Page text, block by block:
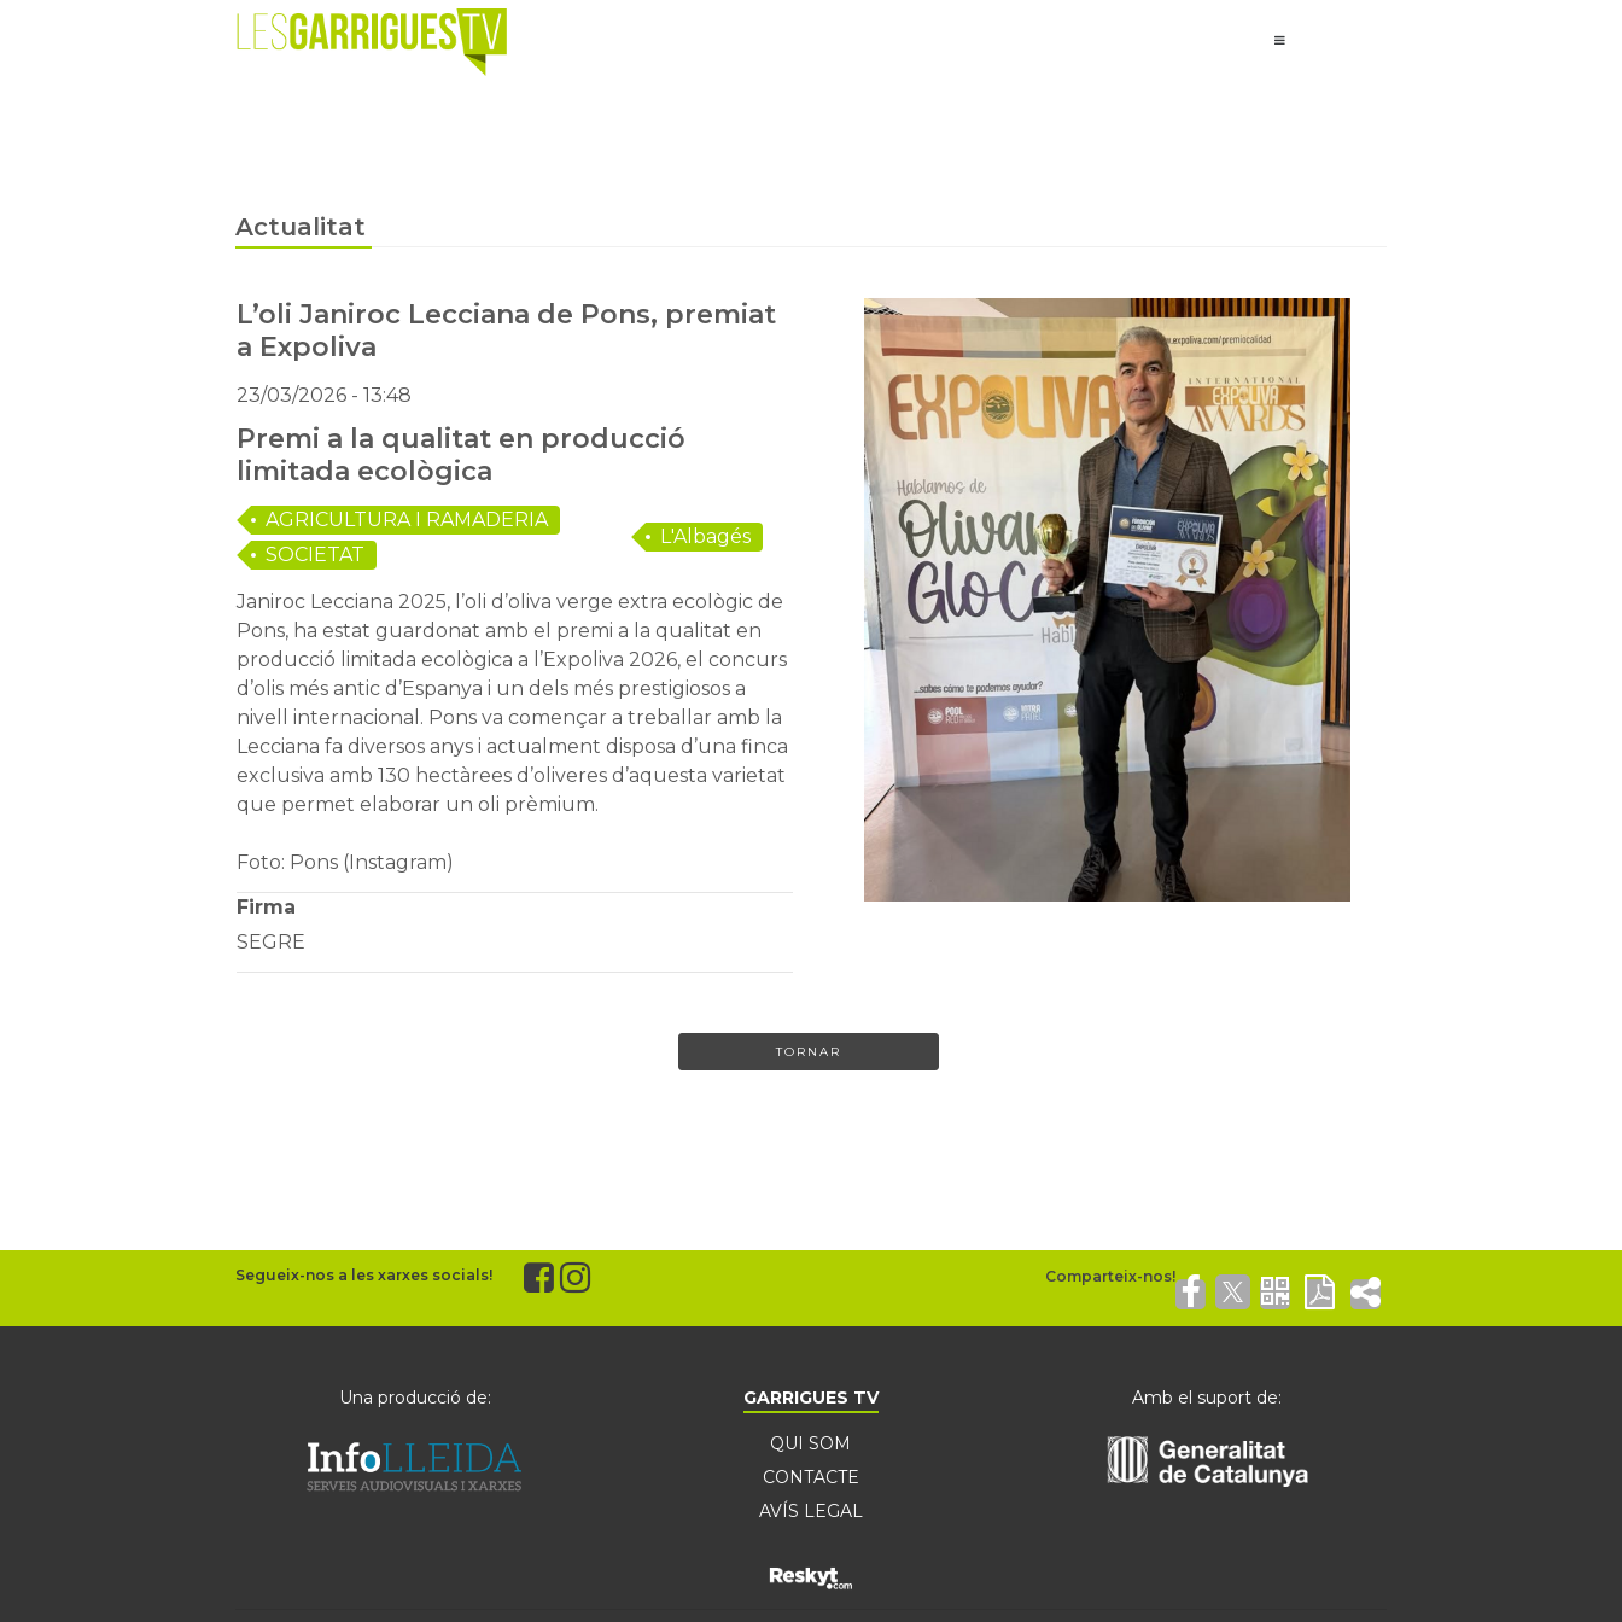
Actualitat
L’oli Janiroc Lecciana de Pons, premiat
a Expoliva
23/03/2026 - 13:48
Premi a la qualitat en producció
limitada ecològica
AGRICULTURA I RAMADERIA
SOCIETAT
L'Albagés
Janiroc Lecciana 2025, l’oli d’oliva verge extra ecològic de
Pons, ha estat guardonat amb el premi a la qualitat en
producció limitada ecològica a l’Expoliva 2026, el concurs
d’olis més antic d’Espanya i un dels més prestigiosos a
nivell internacional. Pons va començar a treballar amb la
Lecciana fa diversos anys i actualment disposa d’una finca
exclusiva amb 130 hectàrees d’oliveres d’aquesta varietat
que permet elaborar un oli prèmium.
Foto: Pons (Instagram)
Firma
SEGRE
TORNAR
Segueix-nos a les xarxes socials!
Una producció de: GARRIGUES TV
QUI SOM
CONTACTE
AVÍS LEGAL
Amb el suport de: